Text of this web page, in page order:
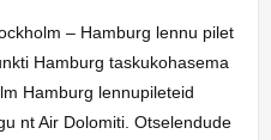
– Hamburg lennu pilet
Hamburg taskukohasema
Hamburg lennupileteid
nt Air Dolomiti. Otselendude